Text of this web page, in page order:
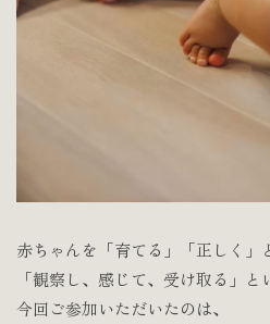
赤ちゃんを「育てる」「正しく」
「観察し、感じて、受け取る」と
今回ご参加いただいたのは、